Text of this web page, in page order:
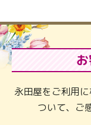
永田屋をご利用
ついて、ご